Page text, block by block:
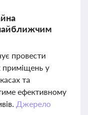
провести
приміщень у
та
ефективному
Джерело